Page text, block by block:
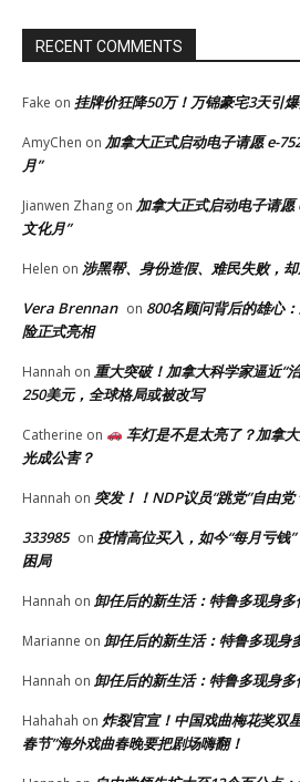
RECENT COMMENTS
Fake on 挂牌价狂降50万！万锦豪宅3天引
AmyChen on 加拿大正式启动电子请愿 e-
月”
Jianwen Zhang on 加拿大正式启动电子请愿
文化月”
Helen on 涉黑帮、身份造假、难民失败，
Vera Brennan on 800名顾问背后的雄心
险正式亮相
Hannah on 重大突破！加拿大科学家逼近
250美元，全球格局或被改写
Catherine on
车灯是不是太亮了？加拿
光成公害？
Hannah on 突发！！NDP议员“跳党”自由
333985 on 疫情高位买入，如今“每月亏钱
困局
Hannah on 卸任后的新生活：特鲁多现身
Marianne on 卸任后的新生活：特鲁多现身
Hannah on 卸任后的新生活：特鲁多现身
Hahahah on 炸裂官宣！中国戏曲梅花奖
春节”海外戏曲春晚要把剧场嗨翻！